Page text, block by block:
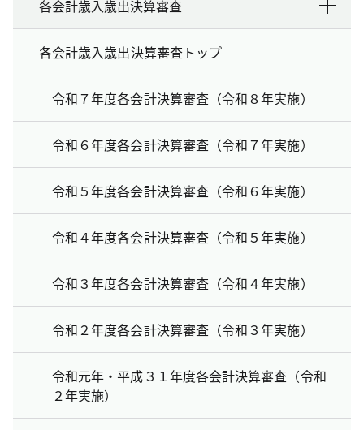
各会計歳入歳出決算審査
各会計歳入歳出決算審査トップ
令和７年度各会計決算審査（令和８年実施）
令和６年度各会計決算審査（令和７年実施）
令和５年度各会計決算審査（令和６年実施）
令和４年度各会計決算審査（令和５年実施）
令和３年度各会計決算審査（令和４年実施）
令和２年度各会計決算審査（令和３年実施）
令和元年・平成３１年度各会計決算審査（令和
２年実施）